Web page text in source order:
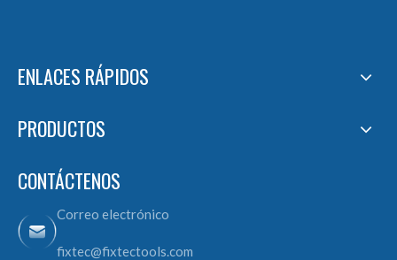
ENLACES RÁPIDOS
PRODUCTOS
CONTÁCTENOS
Correo electrónico
fixtec@fixtectools.com